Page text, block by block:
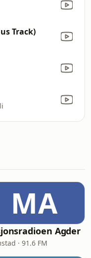
Track)
MA
Agder
· 91.6 FM